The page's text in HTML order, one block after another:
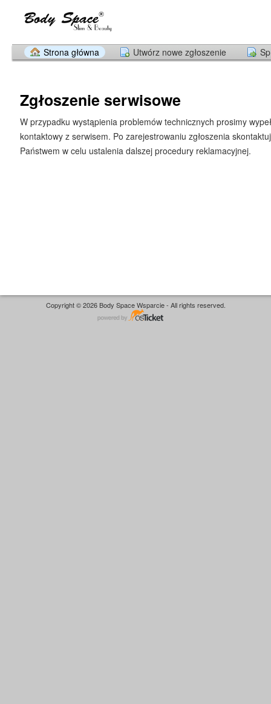
Strona główna Utwórz nowe zgłoszenie
Zgłoszenie serwisowe
W przypadku wystąpienia problemów technicznych prosimy
kontaktowy z serwisem. Po zarejestrowaniu zgłoszenia
Państwem w celu ustalenia dalszej procedury reklamacyjnej.
Copyright © 2026 Body Space Wsparcie - All rights reserved.